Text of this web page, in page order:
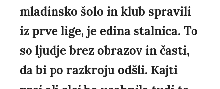
mladinsko šolo in klub spravili
iz prve lige, je edina stalnica. To
so ljudje brez obrazov in časti,
da bi po razkroju odšli. Kajti